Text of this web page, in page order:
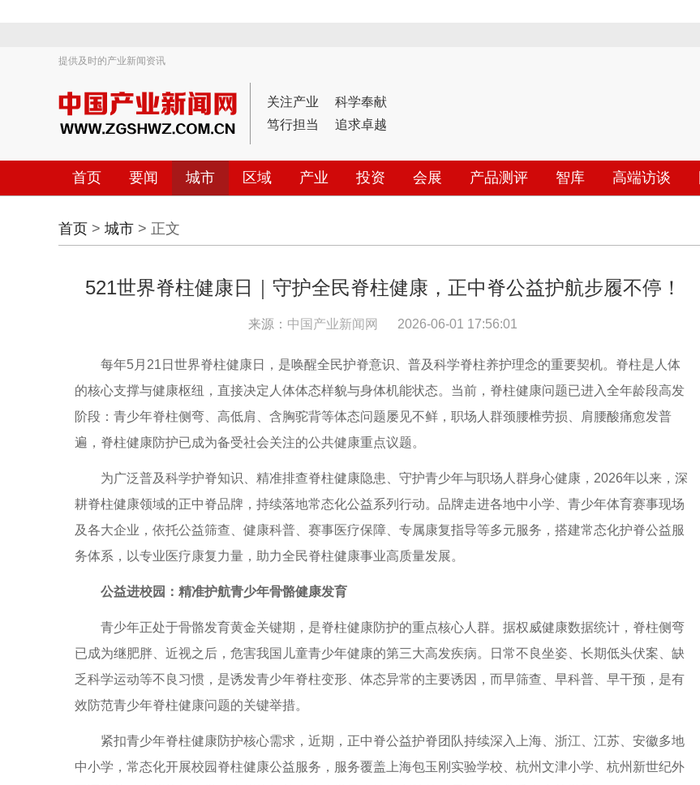
提供及时的产业新闻资讯
关注产业
科学奉献
笃行担当
追求卓越
首页 要闻 城市 区域 产业 投资 会展 产品测评 智库 高端访谈
首页 > 城市 > 正文
521世界脊柱健康日｜守护全民脊柱健康，正中脊公益护航步履不停！
来源： 中国产业新闻网 2026-06-01 17:56:01
每年5月21日世界脊柱健康日，是唤醒全民护脊意识、普及科学脊柱养护理念的重要契机。脊柱是人体
的核心支撑与健康枢纽，直接决定人体体态样貌与身体机能状态。当前，脊柱健康问题已进入全年龄段高发
阶段：青少年脊柱侧弯、高低肩、含胸驼背等体态问题屡见不鲜，职场人群颈腰椎劳损、肩腰酸痛愈发普
遍，脊柱健康防护已成为备受社会关注的公共健康重点议题。
为广泛普及科学护脊知识、精准排查脊柱健康隐患、守护青少年与职场人群身心健康，2026年以来，深
耕脊柱健康领域的正中脊品牌，持续落地常态化公益系列行动。品牌走进各地中小学、青少年体育赛事现场
及各大企业，依托公益筛查、健康科普、赛事医疗保障、专属康复指导等多元服务，搭建常态化护脊公益服
务体系，以专业医疗康复力量，助力全民脊柱健康事业高质量发展。
公益进校园：精准护航青少年骨骼健康发育
青少年正处于骨骼发育黄金关键期，是脊柱健康防护的重点核心人群。据权威健康数据统计，脊柱侧弯
已成为继肥胖、近视之后，危害我国儿童青少年健康的第三大高发疾病。日常不良坐姿、长期低头伏案、缺
乏科学运动等不良习惯，是诱发青少年脊柱变形、体态异常的主要诱因，而早筛查、早科普、早干预，是有
效防范青少年脊柱健康问题的关键举措。
紧扣青少年脊柱健康防护核心需求，近期，正中脊公益护脊团队持续深入上海、浙江、江苏、安徽多地
中小学，常态化开展校园脊柱健康公益服务，服务覆盖上海包玉刚实验学校、杭州文津小学、杭州新世纪外